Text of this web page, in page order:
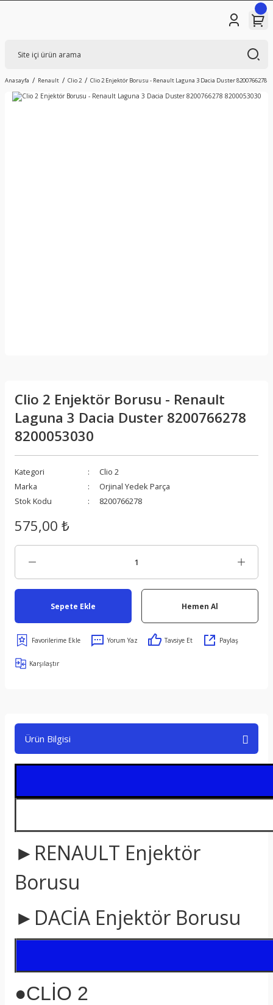
Anasayfa Renault Clio 2 Clio 2 Enjektör Borusu - Renault Laguna 3 Dacia Duster 8200766278
Clio 2 Enjektör Borusu - Renault
Laguna 3 Dacia Duster 8200766278
8200053030
Kategori
Clio 2
Marka
Orjinal Yedek Parça
Stok Kodu
8200766278
575,00 ₺
Sepete Ekle Hemen Al
Yorum Yaz Tavsiye Et Paylaş
Karşılaştır
Ürün Bilgisi
►RENAULT Enjektör
Borusu
►DACİA Enjektör Borusu
●CLİO 2